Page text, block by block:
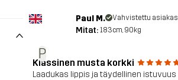
P
Paul M. Vahvistettu asiakas
Mitat: 183cm, 90kg
Klassinen musta korkki
Laadukas lippis ja täydellinen istuvuus